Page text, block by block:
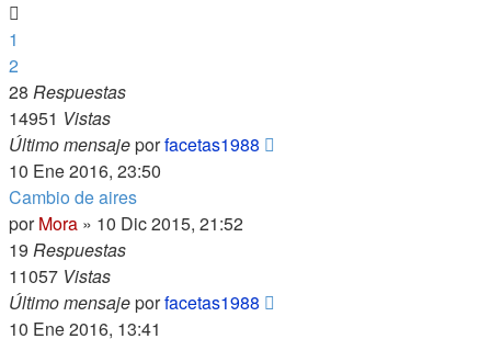
1
2
28 Respuestas
14951 Vistas
Último mensajeporfacetas1988
10 Ene 2016, 23:50
Cambio de aires
porMora » 10 Dic 2015, 21:52
19 Respuestas
11057 Vistas
Último mensajeporfacetas1988
10 Ene 2016, 13:41